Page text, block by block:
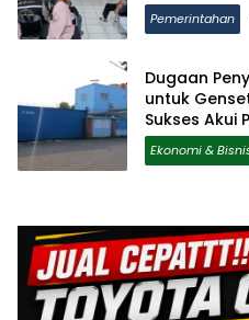
Pemerintahan
Dugaan
untuk
Sukses Akui
Ekonomi &